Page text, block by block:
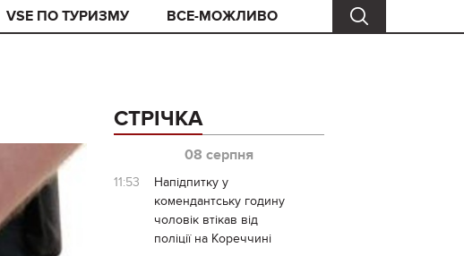
VSE ПО ТУРИЗМУ ВСЕ-МОЖЛИВО
СТРІЧКА
08 серпня
11:53
Напідпитку у
комендантську годину
чоловік втікав від
поліції на Кореччині